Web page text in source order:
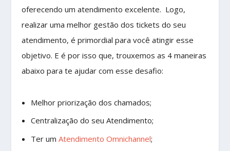
oferecendo um atendimento excelente. Logo,
realizar uma melhor gestão dos tickets do seu
atendimento, é primordial para você atingir esse
objetivo. E é por isso que, trouxemos as 4 maneiras
abaixo para te ajudar com esse desafio:
Melhor priorização dos chamados;
Centralização do seu Atendimento;
Ter um Atendimento Omnichannel;